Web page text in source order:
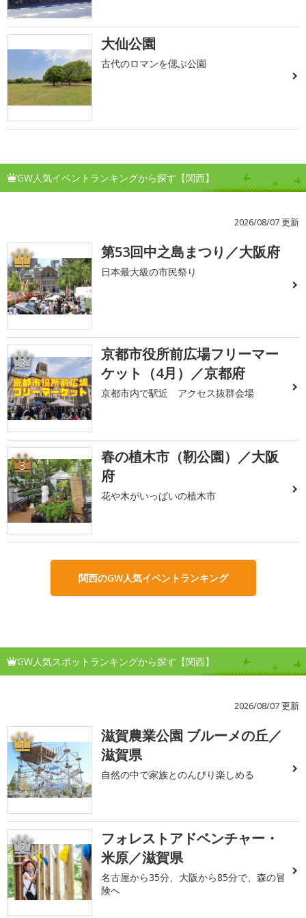
大仙公園
古代のロマンを偲ぶ公園
GW人気イベントランキングから探す【関西】
2026/08/07 更新
1 第53回中之島まつり／大阪府
日本最大級の市民祭り
2
京都市役所前広場フリーマー
ケット（4月）／京都府
京都市内で駅近 アクセス抜群会場
3
春の植木市（靭公園）／大阪
府
花や木がいっぱいの植木市
関西のGW人気イベントランキング
GW人気スポットランキングから探す【関西】
2026/08/07 更新
1
滋賀農業公園 ブルーメの丘／
滋賀県
自然の中で家族とのんびり楽しめる
2
フォレストアドベンチャー・
米原／滋賀県
名古屋から35分、大阪から85分で、森の冒
険へ